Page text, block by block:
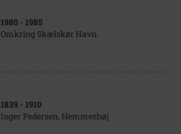
1980 - 1985
Omkring Skælskør Havn.
1839 - 1910
Inger Pedersen, Hemmeshøj